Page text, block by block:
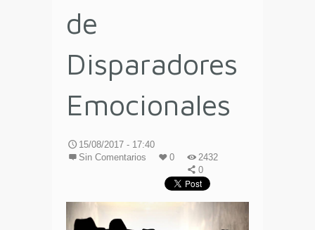
de
Disparadores
Emocionales
15/08/2017 - 17:40
Sin Comentarios
0
2432
0